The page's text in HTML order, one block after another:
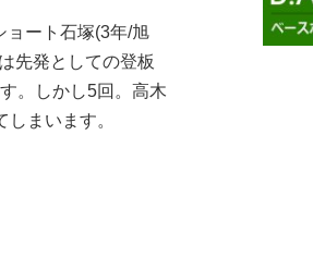
ョート石塚(3年/旭
先発としての登板
。しかし5回。高木
まいます。